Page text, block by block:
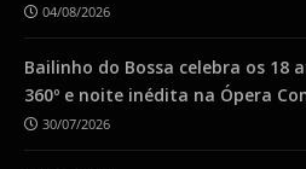
04/08/2026
Bailinho do Bossa celebra os 18
360º e noite inédita na Ópera
30/07/2026